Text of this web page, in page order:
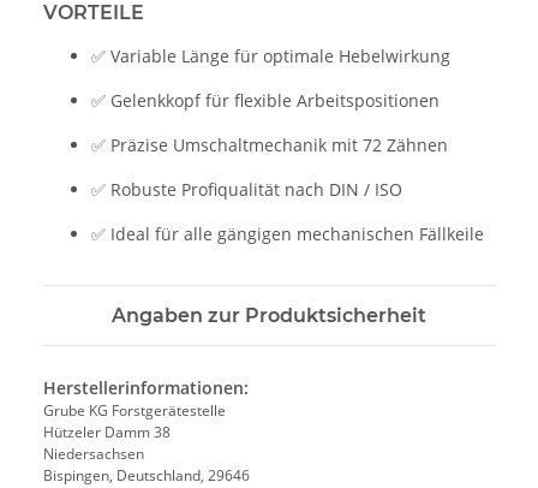
VORTEILE
✅ Variable Länge für optimale Hebelwirkung
✅ Gelenkkopf für flexible Arbeitspositionen
✅ Präzise Umschaltmechanik mit 72 Zähnen
✅ Robuste Profiqualität nach DIN / ISO
✅ Ideal für alle gängigen mechanischen Fällkeile
Angaben zur Produktsicherheit
Herstellerinformationen:
Grube KG Forstgerätestelle
Hützeler Damm 38
Niedersachsen
Bispingen, Deutschland, 29646